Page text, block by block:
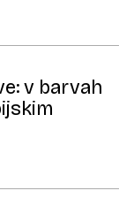
v barvah